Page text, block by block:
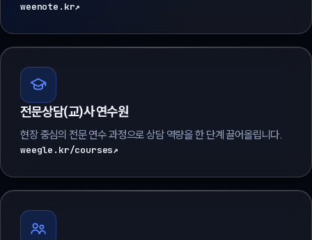
weenote.kr↗
전문상담(교)사 연수원
현장 중심의 전문 연수 과정으로 상담 역량을 한 단계 끌어올립니다.
weegle.kr/courses↗